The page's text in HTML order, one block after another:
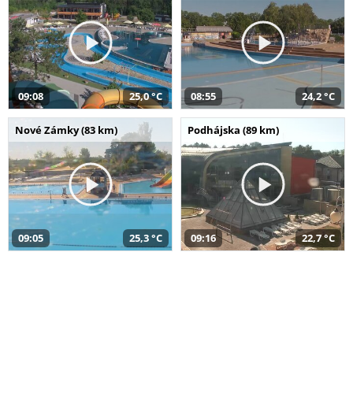
09:08 25,0 °C 08:55 24,2 °C
Nové Zámky (83 km)
09:05 25,3 °C
Podhájska (89 km)
09:16 22,7 °C